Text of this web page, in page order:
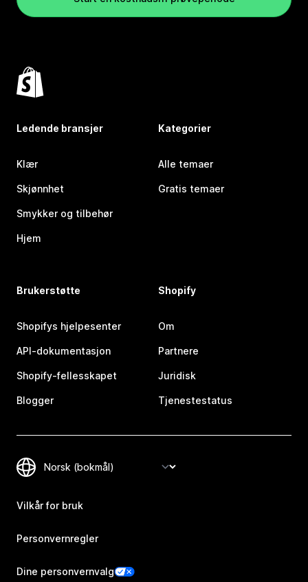
Ledende bransjer
Klær
Skjønnhet
Smykker og tilbehør
Hjem
Kategorier
Alle temaer
Gratis temaer
Brukerstøtte
Shopifys hjelpesenter
API-dokumentasjon
Shopify-fellesskapet
Blogger
Shopify
Om
Partnere
Juridisk
Tjenestestatus
Vilkår for bruk
Personvernregler
Dine personvernvalg